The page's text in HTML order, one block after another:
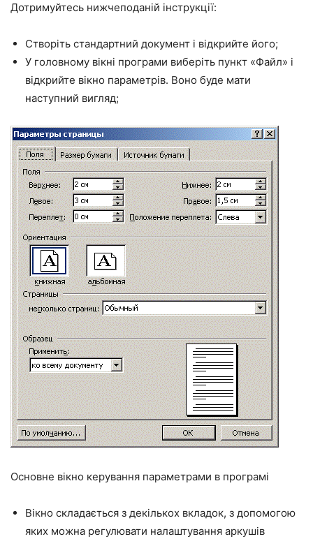
Дотримуйтесь нижчеподаній інструкції:
Створіть стандартний документ і відкрийте його;
У головному вікні програми виберіть пункт «Файл» і
відкрийте вікно параметрів. Воно буде мати
наступний вигляд;
Основне вікно керування параметрами в програмі
Вікно складається з декількох вкладок, з допомогою
яких можна регулювати налаштування аркушів